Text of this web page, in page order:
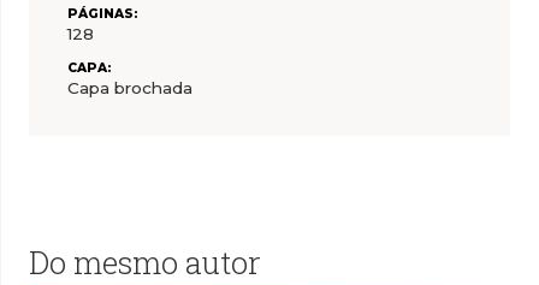
PÁGINAS:
128
CAPA:
Capa brochada
Do mesmo autor